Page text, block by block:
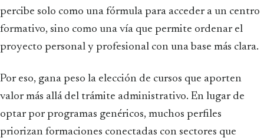
percibe solo como una fórmula para acceder a un centro
formativo, sino como una vía que permite ordenar el
proyecto personal y profesional con una base más clara.
Por eso, gana peso la elección de cursos que aporten
valor más allá del trámite administrativo. En lugar de
optar por programas genéricos, muchos perfiles
priorizan formaciones conectadas con sectores que